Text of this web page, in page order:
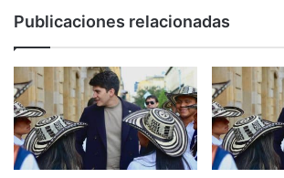
Publicaciones relacionadas